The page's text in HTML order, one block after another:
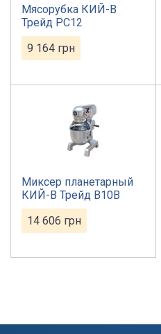
Мясорубка КИЙ-В
Трейд PC12
9 164 грн
Миксер планетарный
КИЙ-В Трейд B10B
14 606 грн